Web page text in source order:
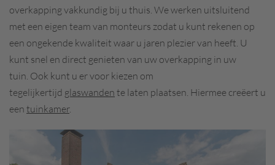
overkapping vakkundig bij u thuis. We werken uitsluitend
met een eigen team van monteurs zodat u kunt rekenen op
een ongekende kwaliteit waar u jaren plezier van heeft. U
kunt snel en direct genieten van uw overkapping in uw
tuin. Ook kunt u er voor kiezen om
tegelijkertijd glaswanden te laten plaatsen. Hiermee creëert u
een tuinkamer.